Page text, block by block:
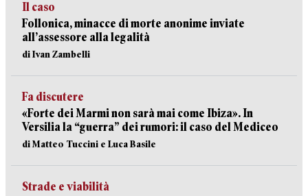
Il caso
Follonica, minacce di morte anonime inviate
all’assessore alla legalità
di Ivan Zambelli
Fa discutere
«Forte dei Marmi non sarà mai come Ibiza». In
Versilia la “guerra” dei rumori: il caso del Mediceo
di Matteo Tuccini e Luca Basile
Strade e viabilità